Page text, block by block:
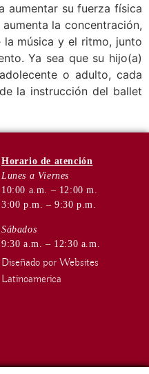
aumentar su fuerza física
la concentración,
música y el ritmo, junto
Ya sea que su hijo(a)
o adulto, cada
la instrucción del ballet
Horario de atención
Lunes a Viernes
10:00 a.m. – 12:00 m.
3:00 p.m. – 9:30 p.m.
Sábados
9:30 a.m. – 12:30 a.m.
Diseñado por Websites
Latinoamerica